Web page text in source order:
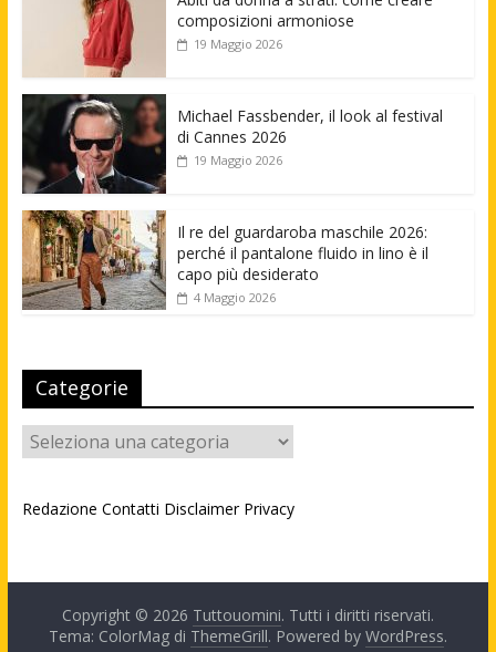
composizioni armoniose
19 Maggio 2026
Michael Fassbender, il look al festival
di Cannes 2026
19 Maggio 2026
Il re del guardaroba maschile 2026:
perché il pantalone fluido in lino è il
capo più desiderato
4 Maggio 2026
Categorie
Categorie
Redazione Contatti Disclaimer Privacy
Copyright © 2026 Tuttouomini. Tutti i diritti riservati.
Tema: ColorMag di ThemeGrill. Powered by WordPress.